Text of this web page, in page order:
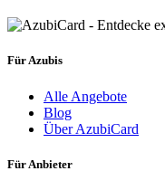
Für Azubis
Alle Angebote
Blog
Über AzubiCard
Für Anbieter